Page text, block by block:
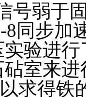
号弱于
8同步加
验进行
室来
求得铁